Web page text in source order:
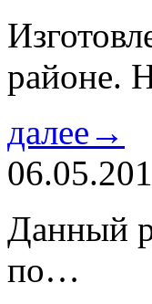
районе.
далее→
Данный
по…